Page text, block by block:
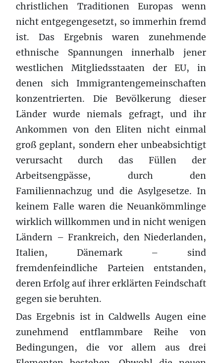
christlichen Traditionen Europas wenn
nicht entgegengesetzt, so immerhin fremd
ist. Das Ergebnis waren zunehmende
ethnische Spannungen innerhalb jener
westlichen Mitgliedsstaaten der EU, in
denen sich Immigrantengemeinschaften
konzentrierten. Die Bevölkerung dieser
Länder wurde niemals gefragt, und ihr
Ankommen von den Eliten nicht einmal
groß geplant, sondern eher unbeabsichtigt
verursacht durch das Füllen der
Arbeitsengpässe, durch den
Familiennachzug und die Asylgesetze. In
keinem Falle waren die Neuankömmlinge
wirklich willkommen und in nicht wenigen
Ländern – Frankreich, den Niederlanden,
Italien, Dänemark – sind
fremdenfeindliche Parteien entstanden,
deren Erfolg auf ihrer erklärten Feindschaft
gegen sie beruhten.
Das Ergebnis ist in Caldwells Augen eine
zunehmend entflammbare Reihe von
Bedingungen, die vor allem aus drei